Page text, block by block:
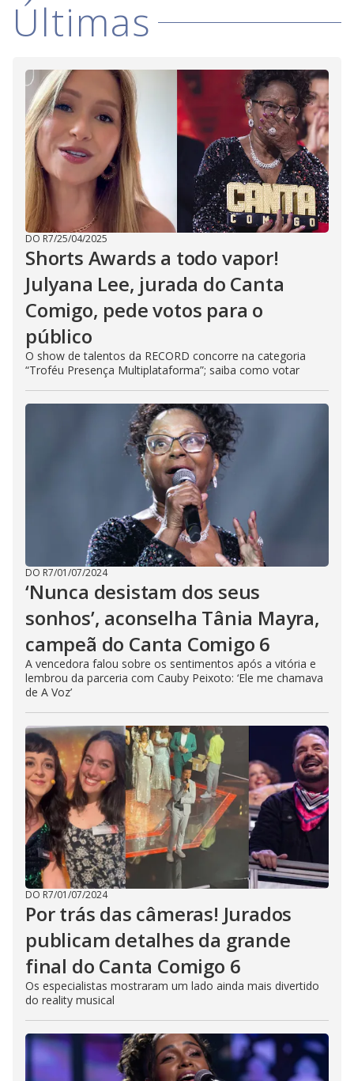
Últimas
DO R7/25/04/2025
Shorts Awards a todo vapor!
Julyana Lee, jurada do Canta
Comigo, pede votos para o
público
O show de talentos da RECORD concorre na categoria
“Troféu Presença Multiplataforma”; saiba como votar
DO R7/01/07/2024
‘Nunca desistam dos seus
sonhos’, aconselha Tânia Mayra,
campeã do Canta Comigo 6
A vencedora falou sobre os sentimentos após a vitória e
lembrou da parceria com Cauby Peixoto: ‘Ele me chamava
de A Voz’
DO R7/01/07/2024
Por trás das câmeras! Jurados
publicam detalhes da grande
final do Canta Comigo 6
Os especialistas mostraram um lado ainda mais divertido
do reality musical